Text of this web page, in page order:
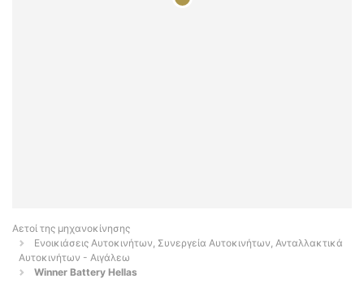
Αετοί της μηχανοκίνησης
Ενοικιάσεις Αυτοκινήτων, Συνεργεία Αυτοκινήτων, Ανταλλακτικά
Αυτοκινήτων - Αιγάλεω
Winner Battery Hellas